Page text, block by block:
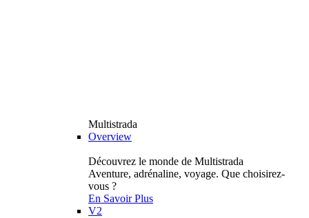
Multistrada
Overview
Découvrez le monde de Multistrada
Aventure, adrénaline, voyage. Que choisirez-
vous ?
En Savoir Plus
V2